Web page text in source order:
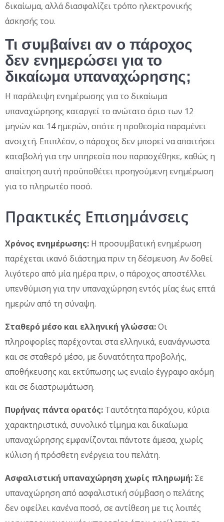
δικαίωμα, αλλά διασφαλίζει τρόπο ηλεκτρονικής
άσκησής του.
Τι συμβαίνει αν ο πάροχος
δεν ενημερώσει για το
δικαίωμα υπαναχώρησης;
Η παράλειψη ενημέρωσης για το δικαίωμα
υπαναχώρησης καταργεί το ανώτατο όριο των 12
μηνών και 14 ημερών, οπότε η προθεσμία παραμένει
ανοιχτή. Επιπλέον, ο πάροχος δεν μπορεί να απαιτήσει
καταβολή για την υπηρεσία που παρασχέθηκε, καθώς η
απαίτηση αυτή προϋποθέτει προηγούμενη ενημέρωση
για το πληρωτέο ποσό.
Πρακτικές Επισημάνσεις
Χρόνος ενημέρωσης: Η προσυμβατική ενημέρωση
παρέχεται ικανό διάστημα πριν τη δέσμευση. Αν δοθεί
λιγότερο από μία ημέρα πριν, ο πάροχος αποστέλλει
υπενθύμιση για την υπαναχώρηση εντός μίας έως επτά
ημερών από τη σύναψη.
Σταθερό μέσο και ελληνική γλώσσα:Οι
πληροφορίες παρέχονται στα ελληνικά, ευανάγνωστα
και σε σταθερό μέσο, με δυνατότητα προβολής,
αποθήκευσης και εκτύπωσης ως ενιαίο έγγραφο ακόμη
και σε διαστρωμάτωση.
Πυρήνας πάντα ορατός: Ταυτότητα παρόχου, κύρια
χαρακτηριστικά, συνολικό τίμημα και δικαίωμα
υπαναχώρησης εμφανίζονται πάντοτε άμεσα, χωρίς
κύλιση ή πρόσθετη ενέργεια του πελάτη.
Ασφαλιστική υπαναχώρηση χωρίς πληρωμή: Σε
υπαναχώρηση από ασφαλιστική σύμβαση ο πελάτης
δεν οφείλει κανένα ποσό, σε αντίθεση με τις λοιπές